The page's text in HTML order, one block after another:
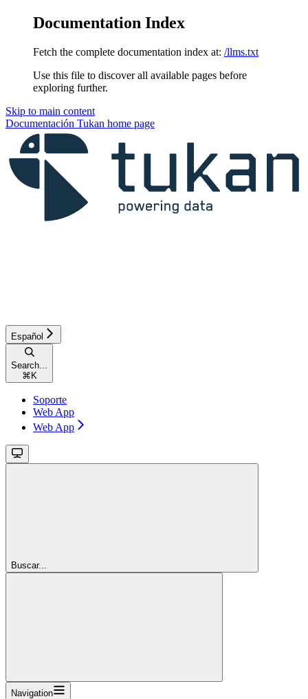
Documentation Index
Fetch the complete documentation index at: /llms.txt
Use this file to discover all available pages before
exploring further.
Skip to main content
Documentación Tukan home page
Español
Search...
⌘K
Soporte
Web App
Web App
Buscar...
Navigation